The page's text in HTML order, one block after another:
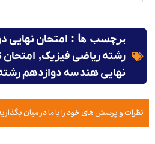
برچسب ها : امتحان نهایی
رشته ریاضی فیزیک,
نهایی هندسه دوازدهم
نظرات و پرسش های خود را با ما در میان